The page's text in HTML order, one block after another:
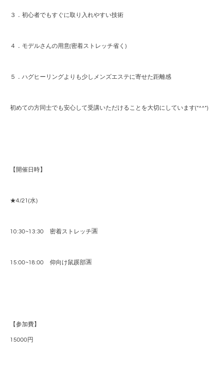
３．初心者でもすぐに取り入れやすい技術
４．モデルさんの用意(密着ストレッチ省く)
５．ハグヒーリングよりも少しメンズエステに寄せた距離感
初めての方同士でも安心して受講いただけることを大切にしています(*^^*)
【開催日時】
★4/21(水)
10:30~13:30 密着ストレッチ🈵
15:00~18:00 仰向け鼠蹊部🈵
【参加費】
15000円